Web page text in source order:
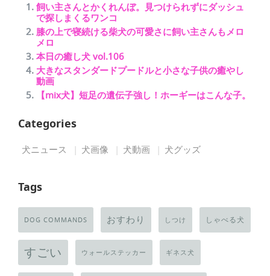
飼い主さんとかくれんぼ。見つけられずにダッシュ
で探しまくるワンコ
膝の上で寝続ける柴犬の可愛さに飼い主さんもメロ
メロ
本日の癒し犬 vol.106
大きなスタンダードプードルと小さな子供の癒やし
動画
【mix犬】短足の遺伝子強し！ホーギーはこんな子。
Categories
犬ニュース 犬画像 犬動画 犬グッズ
Tags
DOG COMMANDS おすわり しつけ しゃべる犬
すごい ウォールステッカー ギネス犬